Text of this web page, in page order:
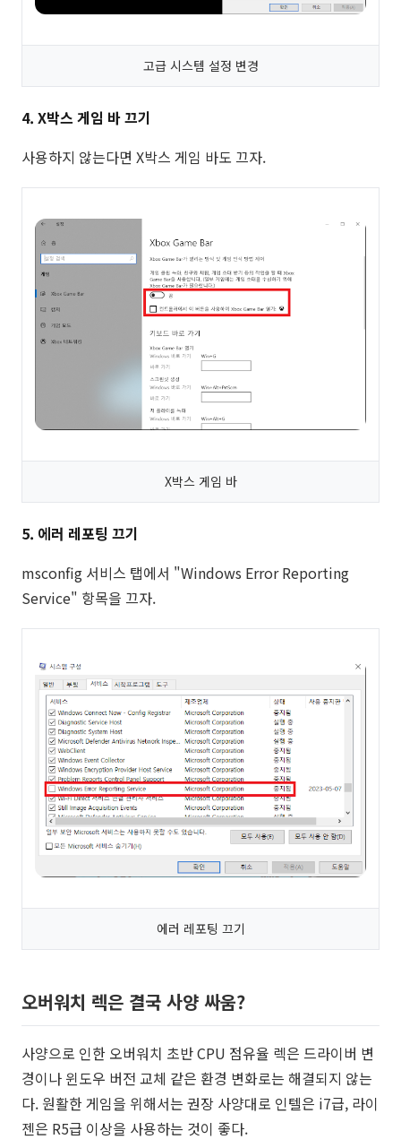
고급 시스템 설정 변경
4. X박스 게임 바 끄기
사용하지 않는다면 X박스 게임 바도 끄자.
X박스 게임 바
5. 에러 레포팅 끄기
msconfig 서비스 탭에서 "Windows Error Reporting
Service" 항목을 끄자.
에러 레포팅 끄기
오버워치 렉은 결국 사양 싸움?
사양으로 인한 오버워치 초반 CPU 점유율 렉은 드라이버 변
경이나 윈도우 버전 교체 같은 환경 변화로는 해결되지 않는
다. 원활한 게임을 위해서는 권장 사양대로 인텔은 i7급, 라이
젠은 R5급 이상을 사용하는 것이 좋다.